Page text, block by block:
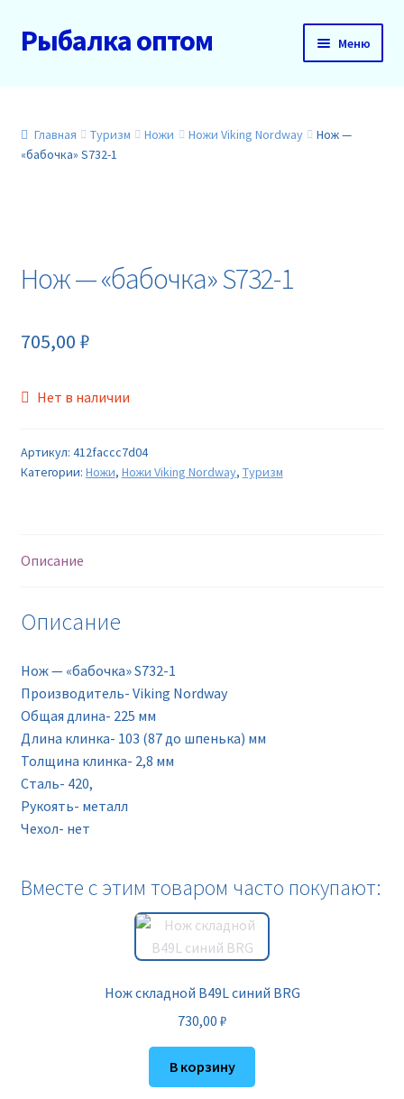
Перейти
к
Перейти
к
Рыбалка оптом Меню
О нас
Новинки
Главная Туризм Ножи Ножи Viking Nordway
Нож —
«бабочка» S732-1
Нож — «бабочка» S732-1
705,00 ₽
Нет в наличии
Артикул: 412faccc7d04
Категории: Ножи, Ножи Viking Nordway, Туризм
Описание
Описание
Нож — «бабочка» S732-1
Производитель- Viking Nordway
Oбщая длина- 225 мм
Длина клинка- 103 (87 до шпенька) мм
Толщина клинка- 2,8 мм
Сталь- 420,
Рукоять- металл
Чехол- нет
Вместе с этим товаром часто покупают:
Нож складной B49L синий BRG
730,00 ₽
В корзину